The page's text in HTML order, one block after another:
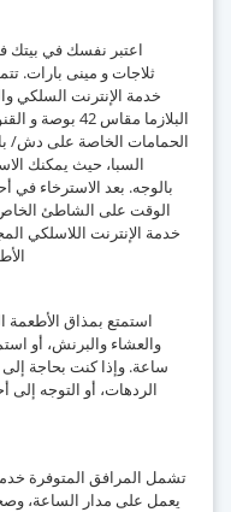
ثلاجات و مينى بارات. تتميز
خدمة الإنترنت السلكي واللاسلكي
البلازما مقاس 42 بوصة و
الخاصة على دش/ بانيو و
السبا، حيث يمكنك الاستمتاع
بالوجه. بعد الاسترخاء في أحد
الوقت على الشاطئ الخاص. تشمل
الإنترنت اللاسلكي المجاني،
الأطفال/
استمتع بمذاق الأطعمة الشهية
ساعة. وإذا كنت بحاجة إلى
الردهات، أو التوجه إلى أحد
المرافق المتوفرة خدمة
على مدار الساعة، وصحف